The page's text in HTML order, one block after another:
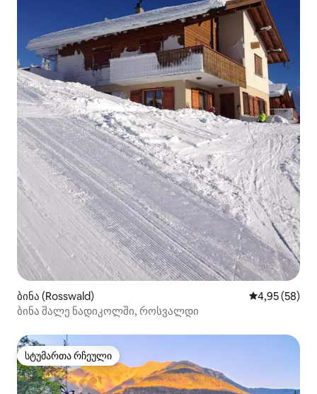
ბინა (Rosswald) საშუალო
4,95 (58)
ბინა შალე ნადიკოლში, როსვალდი
სტუმართა რჩეული
სტუმართა რჩეული